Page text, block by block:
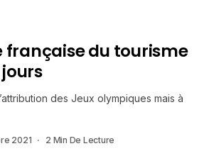
française du tourisme
des Jeux olympiques mais à
2021 2 Min De Lecture